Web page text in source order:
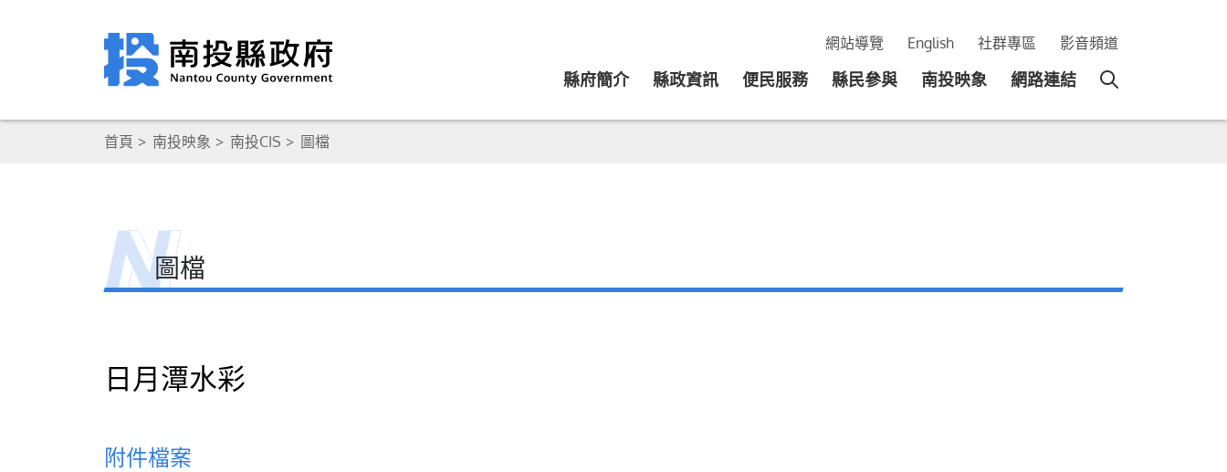
網站導覽 English 社群專區 影音頻道
縣府簡介 縣政資訊 便民服務 縣民參與 南投映象 網路連結
首頁 南投映象 南投CIS 圖檔
圖檔
日月潭水彩
附件檔案